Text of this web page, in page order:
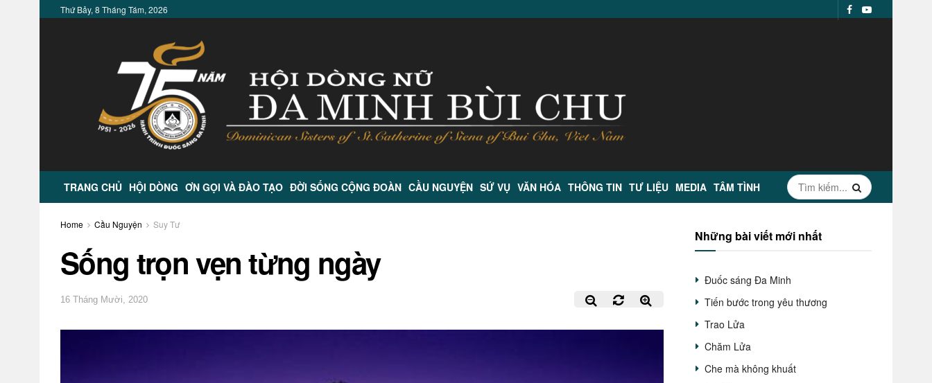
Thứ Bảy, 8 Tháng Tám, 2026
TRANG CHỦ HỘI DÒNG ƠN GỌI VÀ ĐÀO TẠO ĐỜI SỐNG CỘNG ĐOÀN CẦU NGUYỆN SỨ VỤ VĂN HÓA THÔNG TIN TƯ LIỆU MEDIA TÂM TÌNH
Home Cầu Nguyện Suy Tư
Sống trọn vẹn từng ngày
16 Tháng Mười, 2020
Những bài viết mới nhất
Đuốc sáng Đa Minh
Tiến bước trong yêu thương
Trao Lửa
Chăm Lửa
Che mà không khuất